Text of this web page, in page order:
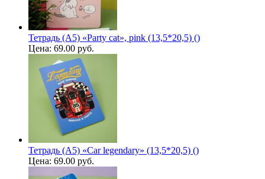
Тетрадь (A5) «Party cat», pink (13,5*20,5) ()
Цена: 69.00 руб.
Тетрадь (A5) «Car legendary» (13,5*20,5) ()
Цена: 69.00 руб.